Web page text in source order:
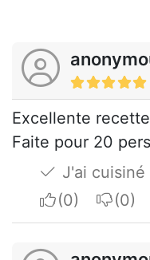
Excellente recette
Faite pour 20
J'ai
I apreciate
I do